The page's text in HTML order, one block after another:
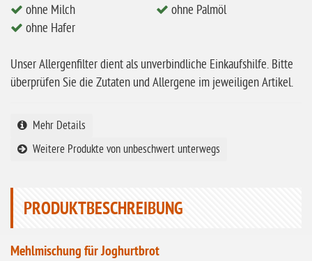
ohne Senf
ohne Sesam
ohne Lupinen
ohne Guarkernmehl
glutenfrei
Sonnenblumen
ohne Milch
ohne Hafer
ohne Palmöl
Unser Allergenfilter dient als unverbindliche Einkaufshilfe. Bitte
überprüfen Sie die Zutaten und Allergene im jeweiligen Artikel.
Mehr Details
Weitere Produkte von unbeschwert unterwegs
PRODUKTBESCHREIBUNG
Mehlmischung für Joghurtbrot